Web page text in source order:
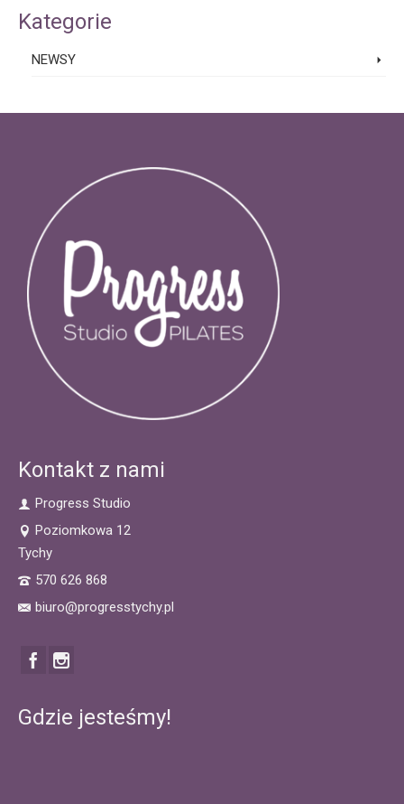
Kategorie
NEWSY
Kontakt z nami
Progress Studio
Poziomkowa 12
Tychy
570 626 868
biuro@progresstychy.pl
Gdzie jesteśmy!